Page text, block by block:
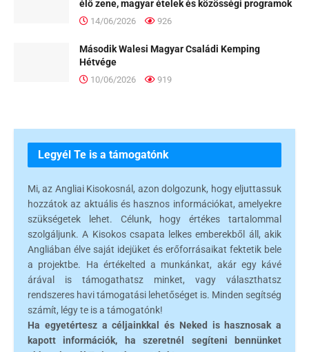
élő zene, magyar ételek és közösségi programok
14/06/2026 926
Második Walesi Magyar Családi Kemping
Hétvége
10/06/2026 919
Legyél Te is a támogatónk
Mi, az Angliai Kisokosnál, azon dolgozunk, hogy eljuttassuk
hozzátok az aktuális és hasznos információkat, amelyekre
szükségetek lehet. Célunk, hogy értékes tartalommal
szolgáljunk. A Kisokos csapata lelkes emberekből áll, akik
Angliában élve saját idejüket és erőforrásaikat fektetik bele
a projektbe. Ha értékelted a munkánkat, akár egy kávé
árával is támogathatsz minket, vagy választhatsz
rendszeres havi támogatási lehetőséget is. Minden segítség
számít, légy te is a támogatónk!
Ha egyetértesz a céljainkkal és Neked is hasznosak a
kapott információk, ha szeretnél segíteni bennünket